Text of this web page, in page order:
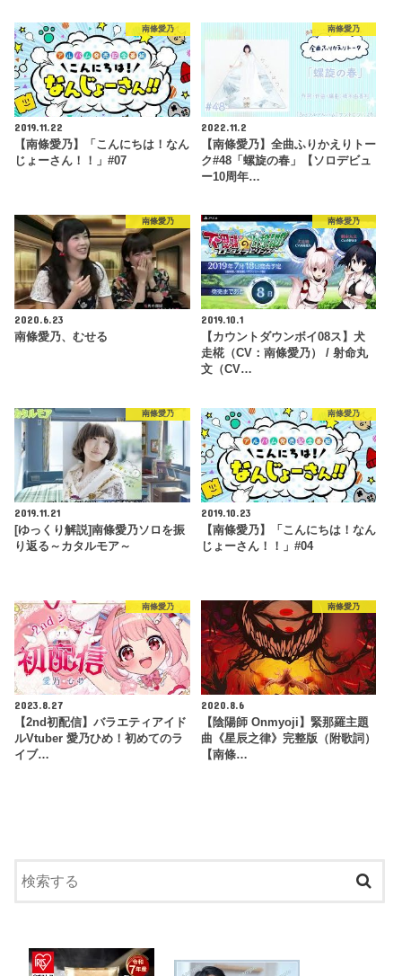
南條愛乃
2019.11.22
【南條愛乃】「こんにちは！なん
じょーさん！！」#07
南條愛乃
2022.11.2
【南條愛乃】全曲ふりかえりトー
ク#48「螺旋の春」【ソロデビュ
ー10周年…
南條愛乃
2020.6.23
南條愛乃、むせる
南條愛乃
2019.10.1
【カウントダウンボイ08ス】犬
走椛（CV：南條愛乃） / 射命丸
文（CV…
南條愛乃
2019.11.21
[ゆっくり解説]南條愛乃ソロを振
り返る～カタルモア～
南條愛乃
2019.10.23
【南條愛乃】「こんにちは！なん
じょーさん！！」#04
南條愛乃
2023.8.27
【2nd初配信】バラエティアイド
ルVtuber 愛乃ひめ！初めてのラ
イブ…
南條愛乃
2020.8.6
【陰陽師 Onmyoji】緊那羅主題
曲《星辰之律》完整版（附歌詞）
【南條…